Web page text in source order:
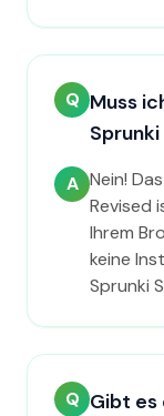
Q Muss
A Nein!
Revised
Ihrem
keine
Sprunki
Q Gibt es